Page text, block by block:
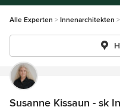
Alle Experten Innenarchitekten
Susanne Kissaun - sk